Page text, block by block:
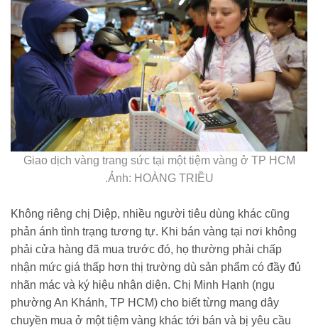
Giao dịch vàng trang sức tại một tiệm vàng ở TP HCM
.Ảnh: HOÀNG TRIỀU
Không riêng chị Diệp, nhiều người tiêu dùng khác cũng
phản ánh tình trạng tương tự. Khi bán vàng tại nơi không
phải cửa hàng đã mua trước đó, họ thường phải chấp
nhận mức giá thấp hơn thị trường dù sản phẩm có đầy đủ
nhãn mác và ký hiệu nhận diện. Chị Minh Hạnh (ngụ
phường An Khánh, TP HCM) cho biết từng mang dây
chuyền mua ở một tiệm vàng khác tới bán và bị yêu cầu